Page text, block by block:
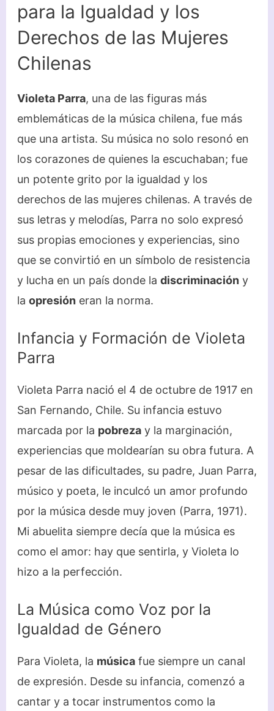
para la Igualdad y los
Derechos de las Mujeres
Chilenas
Violeta Parra, una de las figuras más
emblemáticas de la música chilena, fue más
que una artista. Su música no solo resonó en
los corazones de quienes la escuchaban; fue
un potente grito por la igualdad y los
derechos de las mujeres chilenas. A través de
sus letras y melodías, Parra no solo expresó
sus propias emociones y experiencias, sino
que se convirtió en un símbolo de resistencia
y lucha en un país donde la discriminacióny
la opresióneran la norma.
Infancia y Formación de Violeta
Parra
Violeta Parra nació el 4 de octubre de 1917 en
San Fernando, Chile. Su infancia estuvo
marcada por la pobrezay la marginación,
experiencias que moldearían su obra futura. A
pesar de las dificultades, su padre, Juan Parra,
músico y poeta, le inculcó un amor profundo
por la música desde muy joven (Parra, 1971).
Mi abuelita siempre decía que la música es
como el amor: hay que sentirla, y Violeta lo
hizo a la perfección.
La Música como Voz por la
Igualdad de Género
Para Violeta, la músicafue siempre un canal
de expresión. Desde su infancia, comenzó a
cantar y a tocar instrumentos como la